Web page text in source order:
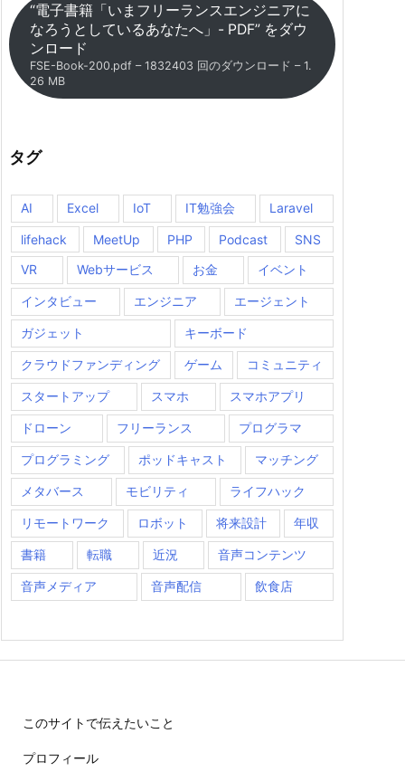
“電子書籍「いまフリーランスエンジニアに
なろうとしているあなたへ」- PDF” をダウ
ンロード
FSE-Book-200.pdf – 1832403 回のダウンロード – 1.
26 MB
タグ
AI Excel IoT IT勉強会 Laravel
lifehack MeetUp PHP Podcast
SNS
VR
Webサービス お金 イベント
インタビュー エンジニア エージェント
ガジェット キーボード
クラウドファンディング ゲーム コミュニティ
スタートアップ スマホ スマホアプリ
ドローン フリーランス プログラマ
プログラミング ポッドキャスト マッチング
メタバース モビリティ ライフハック
リモートワーク ロボット 将来設計 年収
書籍 転職 近況 音声コンテンツ
音声メディア 音声配信 飲食店
このサイトで伝えたいこと
プロフィール